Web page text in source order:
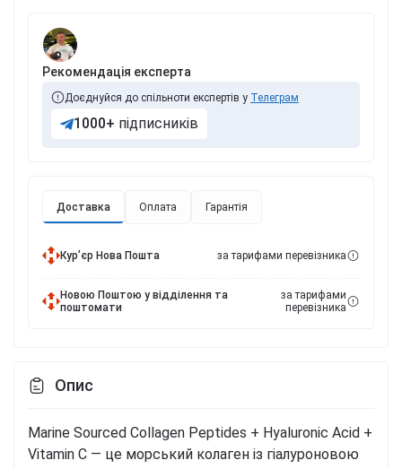
Доставка Оплата Гарантія
Курʼєр Нова Пошта за тарифами перевізника
Новою Поштою у відділення та
поштомати
за тарифами
перевізника
Рекомендація експерта
Доєднуйся до спільноти експертів у Телеграм
1000+ підписників
Опис
Marine Sourced Collagen Peptides + Hyaluronic Acid +
Vitamin C — це морський колаген із гіалуроновою